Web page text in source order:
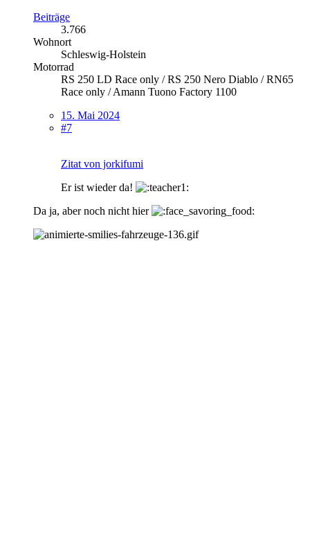
Beiträge
3.766
Wohnort
Schleswig-Holstein
Motorrad
RS 250 LD Race only / RS 250 Nero Diablo / RN65
Race only / Amann Tuono Factory 1100
15. Mai 2024
#7
Zitat von jorkifumi
Er ist wieder da!
Da ja, aber noch nicht hier